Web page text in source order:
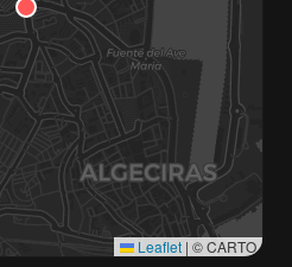
Leaflet | © CARTO